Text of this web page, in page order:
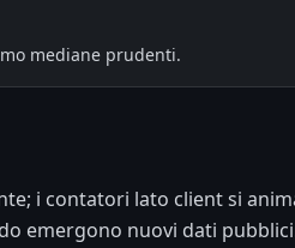
mediane prudenti.
i contatori lato client si
emergono nuovi dati